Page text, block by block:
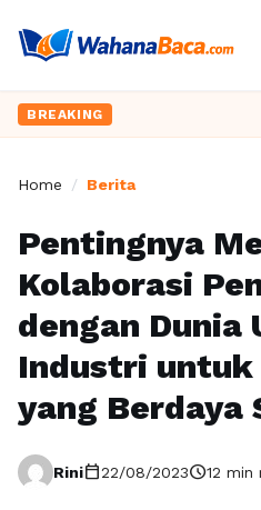
BREAKING
Home / Berita
Pentingnya
Kolaborasi
dengan Dunia
Industri untuk
yang Berdaya
Rinicalendar_today22/08/2023schedule12 min